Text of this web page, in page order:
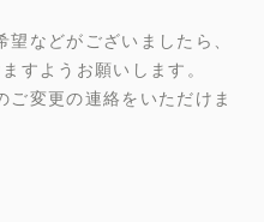
などがございましたら、
すようお願いします。
ご変更の連絡をいただけま